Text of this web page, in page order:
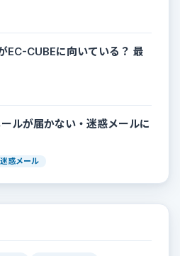
EC-CUBEに向いている？ 最
ルが届かない・迷惑メールに
迷惑メール